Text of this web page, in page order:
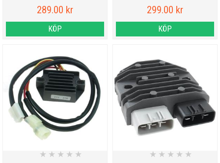
289.00 kr
KÖP
299.00 kr
KÖP
★ ★ ★ ★ ★ ★ ★ ★ ★ ★